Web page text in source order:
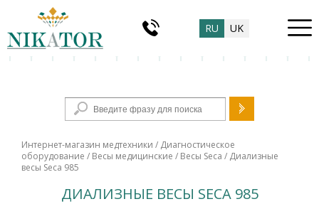
RU UK
Форма поиска
Интернет-магазин медтехники / Диагностическое
оборудование / Весы медицинские / Весы Seca / Диализные
весы Seca 985
ДИАЛИЗНЫЕ ВЕСЫ SECA 985